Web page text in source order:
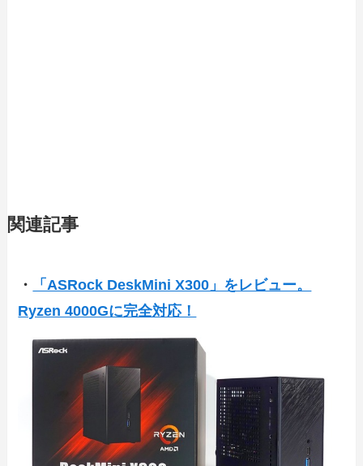
関連記事
・
「ASRock DeskMini X300」をレビュー。
Ryzen 4000Gに完全対応！